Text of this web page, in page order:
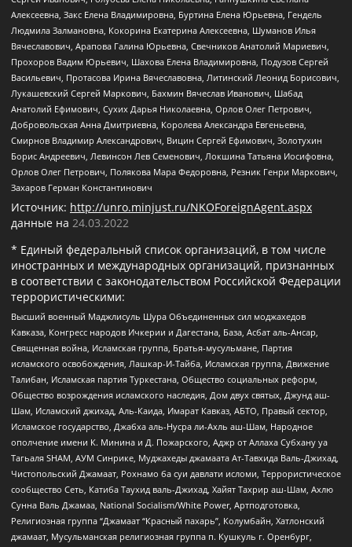
Алексеевна, Закс Елена Владимировна, Буртина Елена Юрьевна, Гендель
Людмила Залмановна, Кокорина Екатерина Алексеевна, Шуманов Илья
Вячеславович, Арапова Галина Юрьевна, Свечников Анатолий Мариевич,
Прохоров Вадим Юрьевич, Шахова Елена Владимировна, Подузов Сергей
Васильевич, Протасова Ирина Вячеславовна, Литинский Леонид Борисович,
Лукашевский Сергей Маркович, Бахмин Вячеслав Иванович, Шабад
Анатолий Ефимович, Сухих Дарья Николаевна, Орлов Олег Петрович,
Добровольская Анна Дмитриевна, Королева Александра Евгеньевна,
Смирнов Владимир Александрович, Вицин Сергей Ефимович, Золотухин
Борис Андреевич, Левинсон Лев Семенович, Локшина Татьяна Иосифовна,
Орлов Олег Петрович, Полякова Мара Федоровна, Резник Генри Маркович,
Захаров Герман Константинович
Источник: http://unro.minjust.ru/NKOForeignAgent.aspx
данные на 24.03.2022
* Единый федеральный список организаций, в том числе
иностранных и международных организаций, признанных
в соответствии с законодательством Российской Федерации
террористическими:
Высший военный Маджлисуль Шура Объединенных сил моджахедов
Кавказа, Конгресс народов Ичкерии и Дагестана, База, Асбат аль-Ансар,
Священная война, Исламская группа, Братья-мусульмане, Партия
исламского освобождения, Лашкар-И-Тайба, Исламская группа, Движение
Талибан, Исламская партия Туркестана, Общество социальных реформ,
Общество возрождения исламского наследия, Дом двух святых, Джунд аш-
Шам, Исламский джихад, Аль-Каида, Имарат Кавказ, АБТО, Правый сектор,
Исламское государство, Джабха аль-Нусра ли-Ахль аш-Шам, Народное
ополчение имени К. Минина и Д. Пожарского, Аджр от Аллаха Субхану уа
Тагьаля SHAM, АУМ Синрике, Муджахеды джамаата Ат-Тавхида Валь-Джихад,
Чистопольский Джамаат, Рохнамо ба суи давлати исломи, Террористическое
сообщество Сеть, Катиба Таухид валь-Джихад, Хайят Тахрир аш-Шам, Ахлю
Сунна Валь Джамаа, National Socialism/White Power, Артподготовка,
Религиозная группа “Джамаат “Красный пахарь”, Колумбайн, Хатлонский
джамаат, Мусульманская религиозная группа п. Кушкуль г. Оренбург,